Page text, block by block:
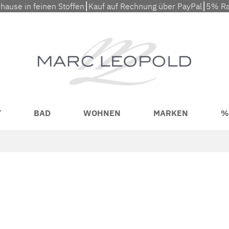
in feinen Stoffen⎮Kauf auf Rechnung über PayPal⎮5%
BAD WOHNEN MARKEN